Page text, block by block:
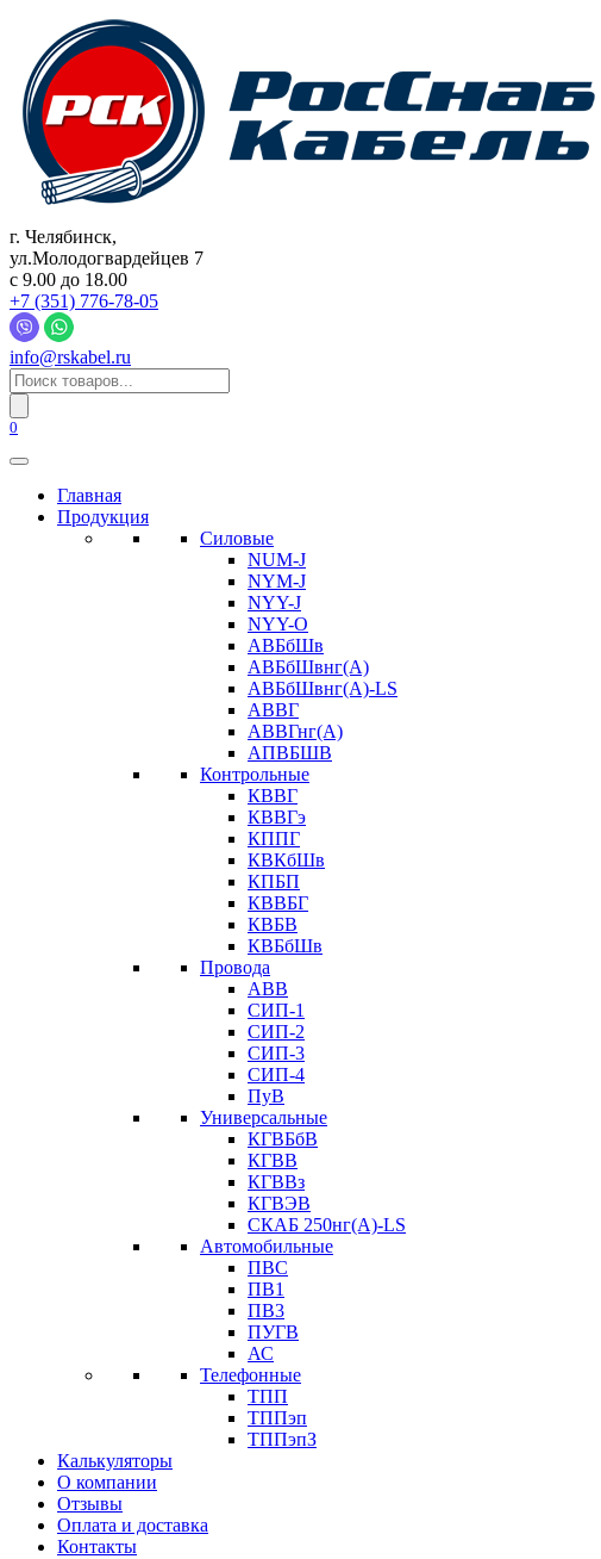
содержанию
г. Челябинск,
ул.Молодогвардейцев 7
c 9.00 до 18.00
+7 (351) 776-78-05
info@rskabel.ru
Поиск
товаров
0
Главная
Продукция
Силовые
NUM-J
NYM-J
NYY-J
NYY-O
АВБбШв
АВБбШвнг(А)
АВБбШвнг(А)-LS
АВВГ
АВВГнг(А)
АПВБШВ
Контрольные
КВВГ
КВВГэ
КППГ
КВКбШв
КПБП
КВВБГ
КВБВ
КВБбШв
Провода
АВВ
СИП-1
СИП-2
СИП-3
СИП-4
ПуВ
Универсальные
КГВБбВ
КГВВ
КГВВз
КГВЭВ
СКАБ 250нг(А)-LS
Автомобильные
ПВС
ПВ1
ПВ3
ПУГВ
АС
Телефонные
ТПП
ТППэп
ТППэпЗ
Калькуляторы
О компании
Отзывы
Оплата и доставка
Контакты